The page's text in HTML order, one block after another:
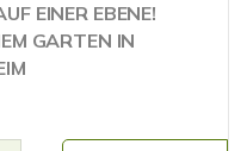
EINER EBENE!
GARTEN IN